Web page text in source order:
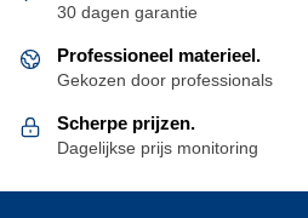
30 dagen garantie
Professioneel materieel.
Gekozen door professionals
Scherpe prijzen.
Dagelijkse prijs monitoring